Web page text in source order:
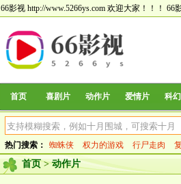
66影视 http://www.5266ys.com 欢迎大家！！！ 66
首页 喜剧片 动作片 爱情片 科
热门搜索： 蜘蛛侠 权力的游戏 行尸走肉
首页>动作片